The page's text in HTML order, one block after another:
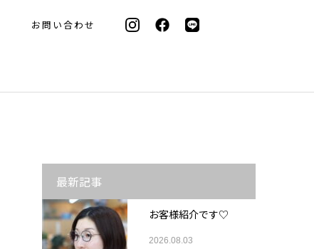
お問い合わせ
最新記事
お客様紹介です♡
2026.08.03